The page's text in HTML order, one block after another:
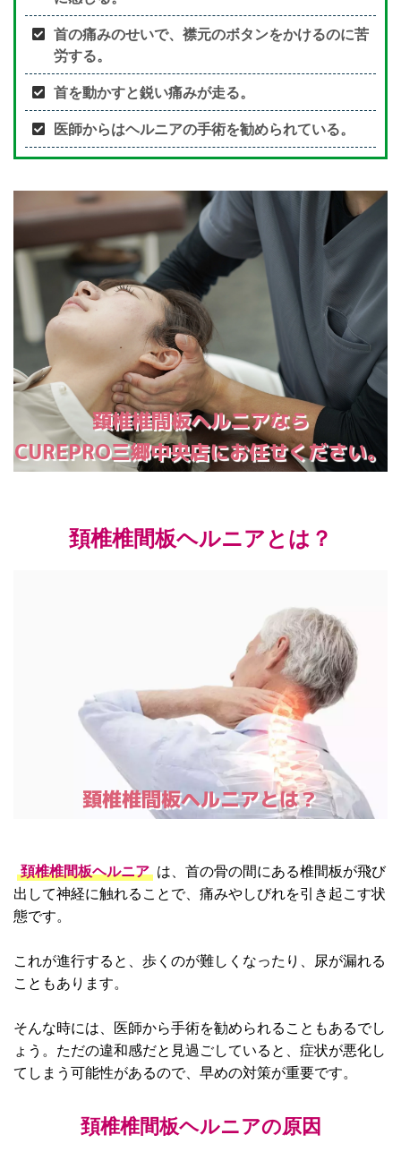
首の痛みのせいで、襟元のボタンをかけるのに苦
労する。
首を動かすと鋭い痛みが走る。
医師からはヘルニアの手術を勧められている。
頚椎椎間板ヘルニアなら
CUREPRO三郷中央店にお任せください。
頚椎椎間板ヘルニアとは？
頚椎椎間板ヘルニアとは？
頚椎椎間板ヘルニア は、首の骨の間にある椎間板が飛び
出して神経に触れることで、痛みやしびれを引き起こす状
態です。
これが進行すると、歩くのが難しくなったり、尿が漏れる
こともあります。
そんな時には、医師から手術を勧められることもあるでし
ょう。ただの違和感だと見過ごしていると、症状が悪化し
てしまう可能性があるので、早めの対策が重要です。
頚椎椎間板ヘルニアの原因